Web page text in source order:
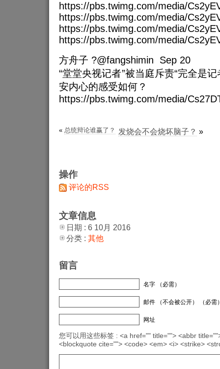
https://pbs.twimg.com/media/
https://pbs.twimg.com/media/
https://pbs.twimg.com/media/
https://pbs.twimg.com/media/
方舟子 ?@fangshimin Sep 20
“堂堂央视记者”被当庭斥责“完全是
安内心的感受如何？
https://pbs.twimg.com/media/
« 总统辩论谁赢了？ 发烧会不会烧坏脑子？ »
操作
评论的RSS
文章信息
日期 : 6 10月 2016
分类 : 其他
留言
名字 （必需）
邮件 （不会被公开） （必需
网址
您可以用这些标签 : <a href="" title=""> <abbr
<blockquote cite=""> <code> <em> <i> <strike>